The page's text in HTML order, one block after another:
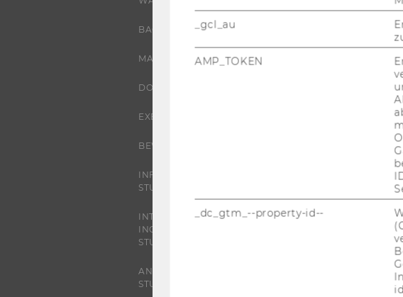
BACHELOR
MASTER
DOKTORAT / PHD
EXECUTIVE EDUCATION
BEWERBUNG UND ZULASSUNG
INFORMATIONEN FÜR
STUDIERENDE
INTERNATIONALE UND
INCOMING EXCHANGE
STUDIERENDE
ANGEBOTE FÜR SCHULEN UND
STUDIENINTERESSIERTE
_gcl_au
AMP_TOKEN
_dc_gtm_--property-id--